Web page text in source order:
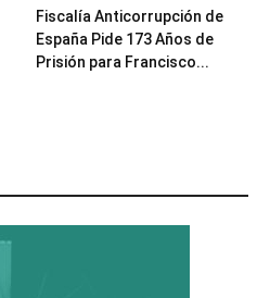
Fiscalía Anticorrupción de
España Pide 173 Años de
Prisión para Francisco...